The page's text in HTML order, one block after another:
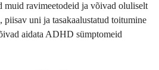
muid ravimeetodeid ja võivad oluliselt
piisav uni ja tasakaalustatud toitumine
aidata ADHD sümptomeid